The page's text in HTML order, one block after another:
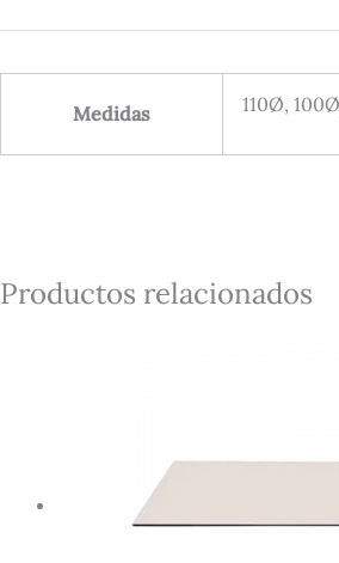
Medidas 110Ø,
Productos relacionados